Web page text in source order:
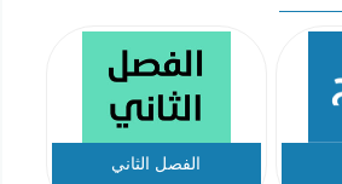
الفصل الثاني